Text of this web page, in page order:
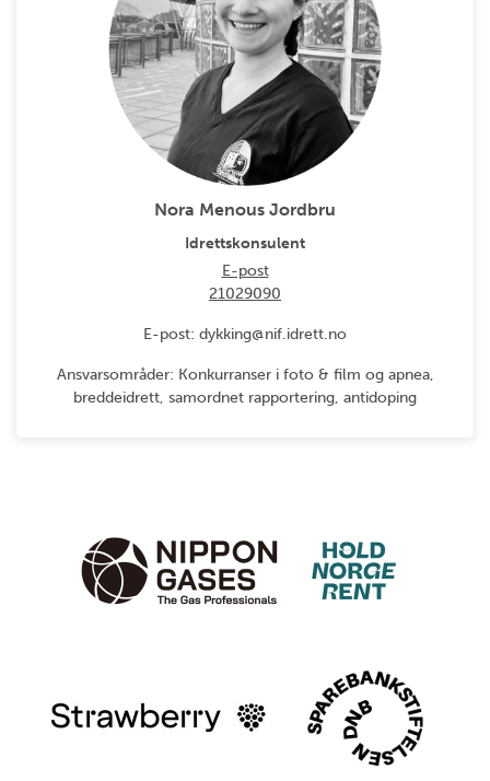
Nora Menous Jordbru
Idrettskonsulent
E-post
21029090
E-post: dykking@nif.idrett.no
Ansvarsområder: Konkurranser i foto & film og apnea,
breddeidrett, samordnet rapportering, antidoping